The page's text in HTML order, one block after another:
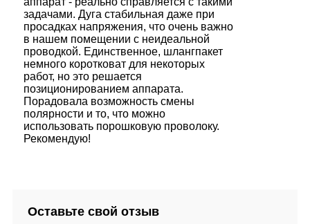
задачами. Дуга стабильная даже при
просадках напряжения, что очень важно
в нашем помещении с неидеальной
проводкой. Единственное, шлангпакет
немного коротковат для некоторых
работ, но это решается
позиционированием аппарата.
Порадовала возможность смены
полярности и то, что можно
использовать порошковую проволоку.
Рекомендую!
Оставьте свой отзыв